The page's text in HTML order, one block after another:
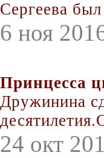
Сергеева
6 ноя
Принцесса
Дружинина
24 окт